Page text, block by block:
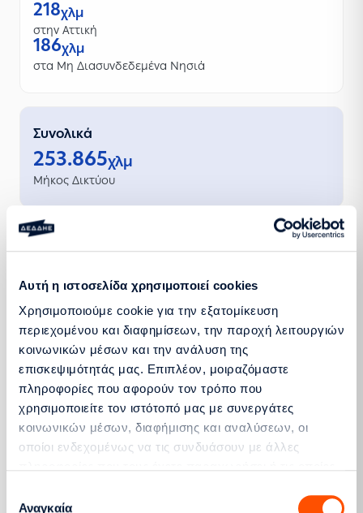
Αυτή η ιστοσελίδα χρησιμοποιεί cookies
Χρησιμοποιούμε cookie για την εξατομίκευση
περιεχομένου και διαφημίσεων, την παροχή λειτουργιών
κοινωνικών μέσων και την ανάλυση της
επισκεψιμότητάς μας. Επιπλέον, μοιραζόμαστε
πληροφορίες που αφορούν τον τρόπο που
χρησιμοποιείτε τον ιστότοπό μας με συνεργάτες
κοινωνικών μέσων, διαφήμισης και αναλύσεων, οι
οποίοι ενδεχομένως να τις συνδυάσουν με άλλες
των υπηρεσιών τους.
Αναγκαία
218χλμ
στην Αττική
186χλμ
στα Μη Διασυνδεδεμένα Νησιά
Συνολικά
253.865χλμ
Μήκος Δικτύου
Υποσταθμοί
Υποσταθμοί Υψηλής Τάσης προς Μέσης Τάσης
167.316
Υποσταθμοί Μέσης Τάσης προς Χαμηλής Τάσης
Συνολικά
167.562
Υποσταθμοί